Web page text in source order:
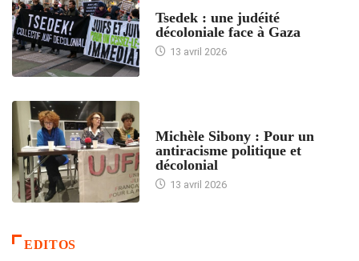
Tsedek : une judéité
décoloniale face à Gaza
13 avril 2026
Michèle Sibony : Pour un
antiracisme politique et
décolonial
13 avril 2026
EDITOS